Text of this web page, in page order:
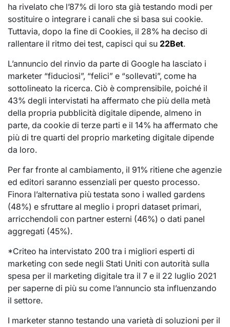
ha rivelato che l’87% di loro sta già testando modi per
sostituire o integrare i canali che si basa sui cookie.
Tuttavia, dopo la fine di Cookies, il 28% ha deciso di
rallentare il ritmo dei test, capisci qui su 22Bet.
L’annuncio del rinvio da parte di Google ha lasciato i
marketer “fiduciosi”, “felici” e “sollevati”, come ha
sottolineato la ricerca. Ciò è comprensibile, poiché il
43% degli intervistati ha affermato che più della metà
della propria pubblicità digitale dipende, almeno in
parte, da cookie di terze parti e il 14% ha affermato che
più di tre quarti del proprio marketing digitale dipende
da loro.
Per far fronte al cambiamento, il 91% ritiene che agenzie
ed editori saranno essenziali per questo processo.
Finora l’alternativa più testata sono i walled gardens
(48%) e sfruttare al meglio i propri dataset primari,
arricchendoli con partner esterni (46%) o dati panel
aggregati (45%).
*Criteo ha intervistato 200 tra i migliori esperti di
marketing con sede negli Stati Uniti con autorità sulla
spesa per il marketing digitale tra il 7 e il 22 luglio 2021
per saperne di più su come l’annuncio sta influenzando
il settore.
I marketer stanno testando una varietà di soluzioni per il